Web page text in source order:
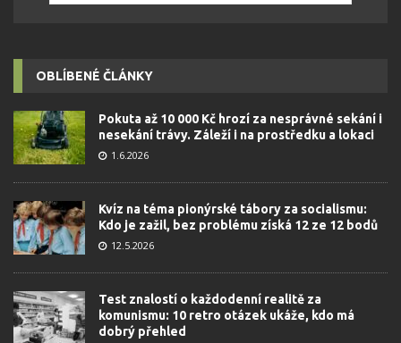
OBLÍBENÉ ČLÁNKY
Pokuta až 10 000 Kč hrozí za nesprávné sekání i
nesekání trávy. Záleží i na prostředku a lokaci
1.6.2026
Kvíz na téma pionýrské tábory za socialismu:
Kdo je zažil, bez problému získá 12 ze 12 bodů
12.5.2026
Test znalostí o každodenní realitě za
komunismu: 10 retro otázek ukáže, kdo má
dobrý přehled